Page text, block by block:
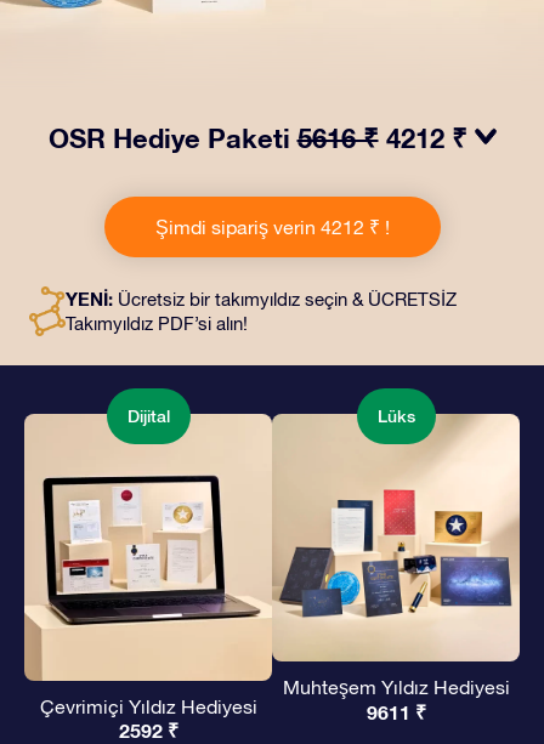
OSR Hediye Paketi5616 ₹ 4212 ₹
zarf içinde kişiye özel hazırlanan belgelerin seçtiğiniz
adrese teslimatı ile çevrimiçi belgeler ve uygulamalara
erişim imkanı bu pakete dahildir. Bu, arkadaşlarınıza ve
yoludur.
Şimdi sipariş verin 4212 ₹ !
YENİ: Ücretsiz bir takımyıldız seçin & ÜCRETSİZ
Takımyıldız PDF’si alın!
Dijital
Çevrimiçi Yıldız Hediyesi
2592 ₹
Lüks
Muhteşem Yıldız Hediyesi
9611 ₹